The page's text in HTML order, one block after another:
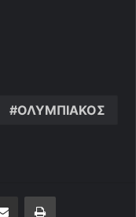
ΟΛΥΜΠΙΑΚΟΣ
Κοινοποίηση μέσω ηλεκτρονικού ταχυδρομείουΕκτύπωση